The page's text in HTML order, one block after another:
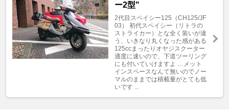
ー2型"
2代目スペイシー125（CH125/JF
03） 初代スペイシー（リトラの
ストライカー）とな全く装いが違
う、いきなり丸くなった感がある
125ccまったりオヤジスクーター
適度に速いので、下道ツーリング
にも付いていけますよ …メット
インスペースなんて無いのでノー
マルのままでは積載量がとても低
いです ...